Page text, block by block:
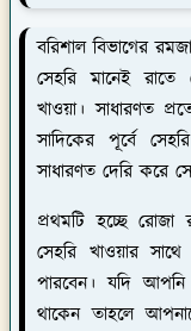
বরিশাল বিভাগের
সেহরি মানেই রাতে
খাওয়া। সাধারণত
সাদিকের পূর্বে
সাধারণত দেরি করে
প্রথমটি হচ্ছে
সেহরি খাওয়ার
পারবেন। যদি
থাকেন তাহলে